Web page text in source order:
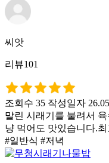
씨앗
리뷰101
조회수 35 작성일자
말린 시래기를 불려서
냥 먹어도 맛있습니다.
#일반식 #저녁